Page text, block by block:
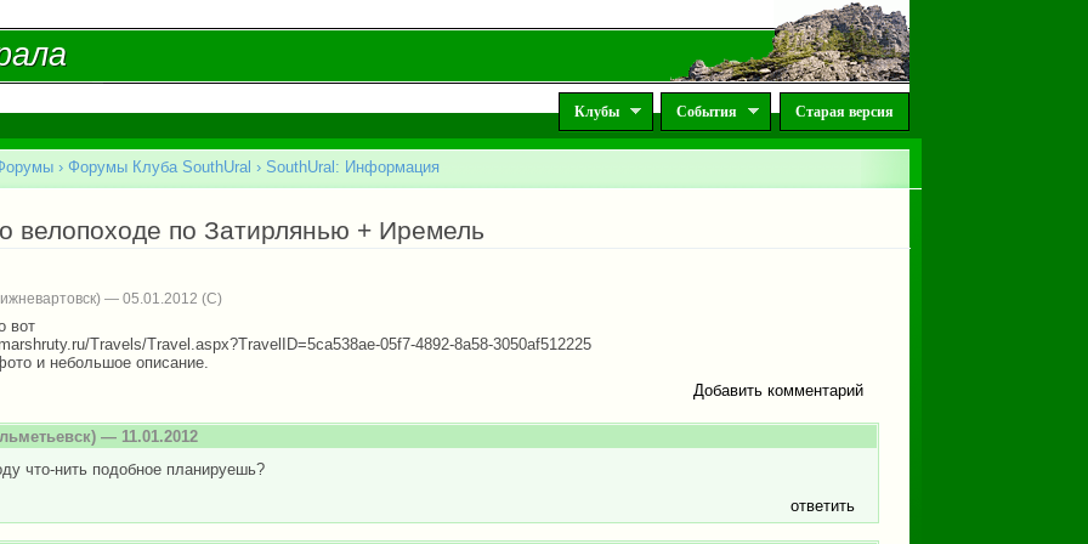
Клубы События Старая версия
› Форумы Клуба SouthUral › SouthUral: Информация
велопоходе по Затирлянью + Иремель
— 05.01.2012
вот
Travels/Travel.aspx?TravelID=5ca538ae-05f7-4892-8a58-3050af512225
и небольшое описание.
Добавить комментарий
— 11.01.2012
что-нить подобное планируешь?
ответить